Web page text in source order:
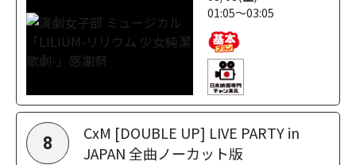
01:05～03:05
8
CxM [DOUBLE UP] LIVE PARTY in
JAPAN 全曲ノーカット版